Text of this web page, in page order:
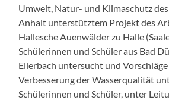
Umwelt, Natur- und Klimaschutz des
Anhalt unterstütztem Projekt des
Hallesche Auenwälder zu Halle
Schülerinnen und Schüler aus Bad
Ellerbach untersucht und
Verbesserung der Wasserqualität
Schülerinnen und Schüler, unter